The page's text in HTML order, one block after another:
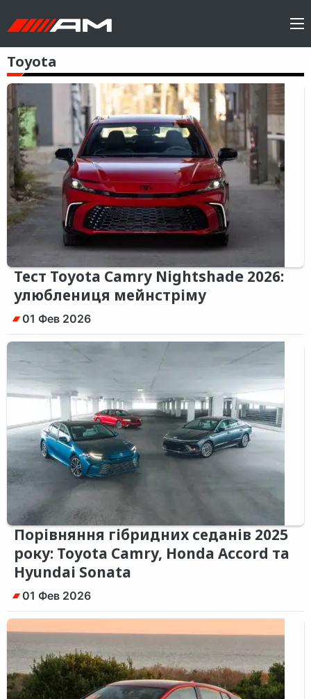
Toyota
Тест Toyota Camry Nightshade 2026:
улюблениця мейнстріму
01 Фев 2026
Порівняння гібридних седанів 2025
року: Toyota Camry, Honda Accord та
Hyundai Sonata
01 Фев 2026